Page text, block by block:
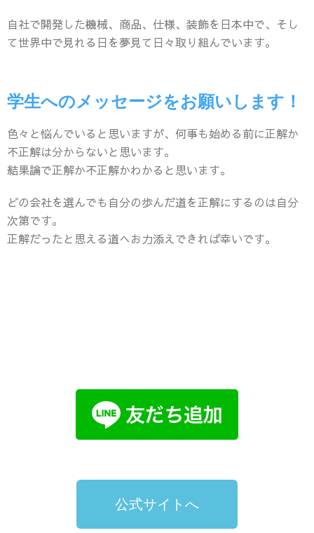
自社で開発した機械、商品、仕様、装飾を日本中で、そし
て世界中で見れる日を夢見て日々取り組んでいます。
学生へのメッセージをお願いします！
色々と悩んでいると思いますが、何事も始める前に正解か
不正解は分からないと思います。
結果論で正解か不正解かわかると思います。
どの会社を選んでも自分の歩んだ道を正解にするのは自分
次第です。
正解だったと思える道へお力添えできれば幸いです。
公式サイトへ